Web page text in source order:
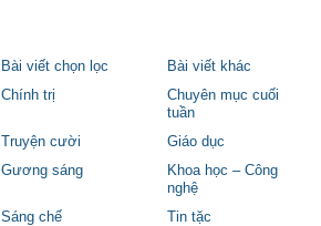
Bài viết chọn lọc
Bài viết khác
Chính trị
Chuyên mục cuối
tuần
Truyện cười
Giáo dục
Gương sáng
Khoa học – Công
nghệ
Sáng chế
Tin tặc